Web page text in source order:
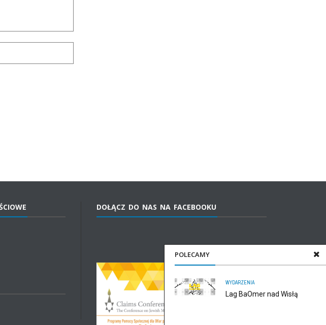
POLECAMY
WYDARZENIA
Lag BaOmer nad Wisłą
DOŁĄCZ DO NAS NA FACEBOOKU